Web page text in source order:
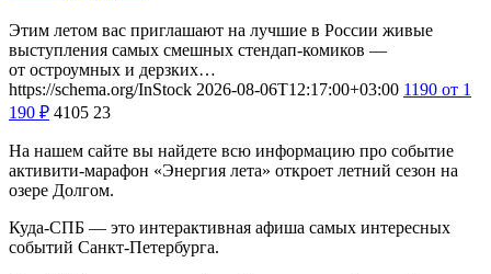
Этим летом вас приглашают на лучшие в России живые
выступления самых смешных стендап-комиков —
от остроумных и дерзких…
https://schema.org/InStock 2026-08-06T12:17:00+03:00 1190 от 1
190 ₽ 4105 23
На нашем сайте вы найдете всю информацию про событие
активити-марафон «Энергия лета» откроет летний сезон на
озере Долгом.
Куда-СПБ — это интерактивная афиша самых интересных
событий Санкт-Петербурга.